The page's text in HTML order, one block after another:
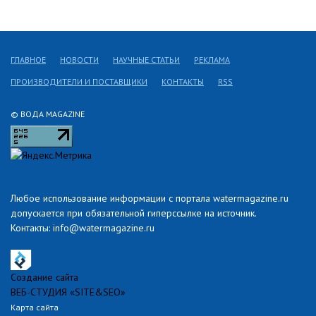
© ВОДА MAGAZINE
Любое использование информации с портала watermagazine.ru
допускается при обязательной гиперссылке на источник.
Контакты: info@watermagazine.ru
ГЛАВНОЕ НОВОСТИ НАУЧНЫЕ СТАТЬИ РЕКЛАМА
ПРОИЗВОДИТЕЛИ И ПОСТАВЩИКИ КОНТАКТЫ RSS
Создание сайта
ВЕБ-СТУДИЯ «SITE&SEO»
Карта сайта